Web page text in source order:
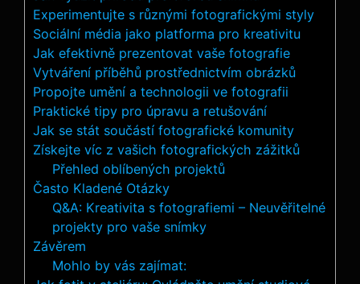
Experimentujte s různými fotografickými styly
Sociální média jako platforma pro kreativitu
Jak efektivně prezentovat vaše fotografie
Vytváření příběhů prostřednictvím obrázků
Propojte umění a technologii ve fotografii
Praktické tipy pro úpravu a retušování
Jak se stát součástí fotografické komunity
Získejte víc z vašich fotografických zážitků
Přehled oblíbených projektů
Často Kladené Otázky
Q&A: Kreativita s fotografiemi – Neuvěřitelné
projekty pro vaše snímky
Závěrem
Mohlo by vás zajímat: